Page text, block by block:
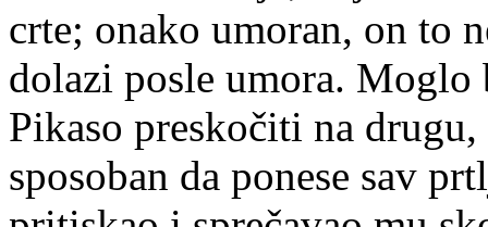
crte; onako umoran, on to
dolazi posle umora. Moglo
Pikaso preskočiti na
sposoban da ponese sav